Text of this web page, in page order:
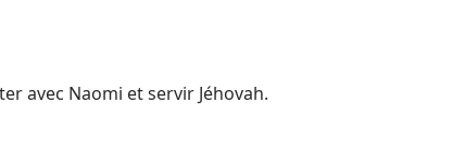
avec Naomi et servir Jéhovah.